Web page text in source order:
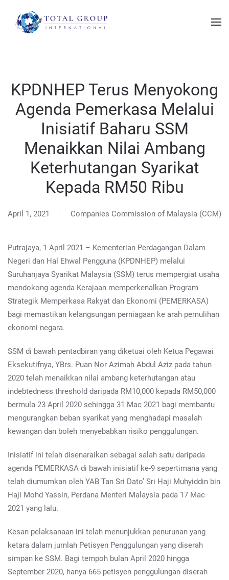
KPDNHEP Terus Menyokong
Agenda Pemerkasa Melalui
Inisiatif Baharu SSM
Menaikkan Nilai Ambang
Keterhutangan Syarikat
Kepada RM50 Ribu
April 1, 2021 Companies Commission of Malaysia (CCM)
Putrajaya, 1 April 2021 – Kementerian Perdagangan Dalam
Negeri dan Hal Ehwal Pengguna (KPDNHEP) melalui
Suruhanjaya Syarikat Malaysia (SSM) terus mempergiat usaha
mendokong agenda Kerajaan memperkenalkan Program
Strategik Memperkasa Rakyat dan Ekonomi (PEMERKASA)
bagi memastikan kelangsungan perniagaan ke arah pemulihan
ekonomi negara.
​SSM di bawah pentadbiran yang diketuai oleh Ketua Pegawai
Eksekutifnya, YBrs. Puan Nor Azimah Abdul Aziz pada tahun
2020 telah menaikkan nilai ambang keterhutangan atau
indebtedness threshold daripada RM10,000 kepada RM50,000
bermula 23 April 2020 sehingga 31 Mac 2021 bagi membantu
mengurangkan beban syarikat yang menghadapi masalah
kewangan dan boleh menyebabkan risiko penggulungan.
Inisiatif ini telah disenaraikan sebagai salah satu daripada
agenda PEMERKASA di bawah inisiatif ke-9 sepertimana yang
telah diumumkan oleh YAB Tan Sri Dato’ Sri Haji Muhyiddin bin
Haji Mohd Yassin, Perdana Menteri Malaysia pada 17 Mac
2021 yang lalu.
Kesan pelaksanaan ini telah menunjukkan penurunan yang
ketara dalam jumlah Petisyen Penggulungan yang diserah
simpan ke SSM. Bagi tempoh bulan April 2020 hingga
September 2020, hanya 665 petisyen penggulungan diserah